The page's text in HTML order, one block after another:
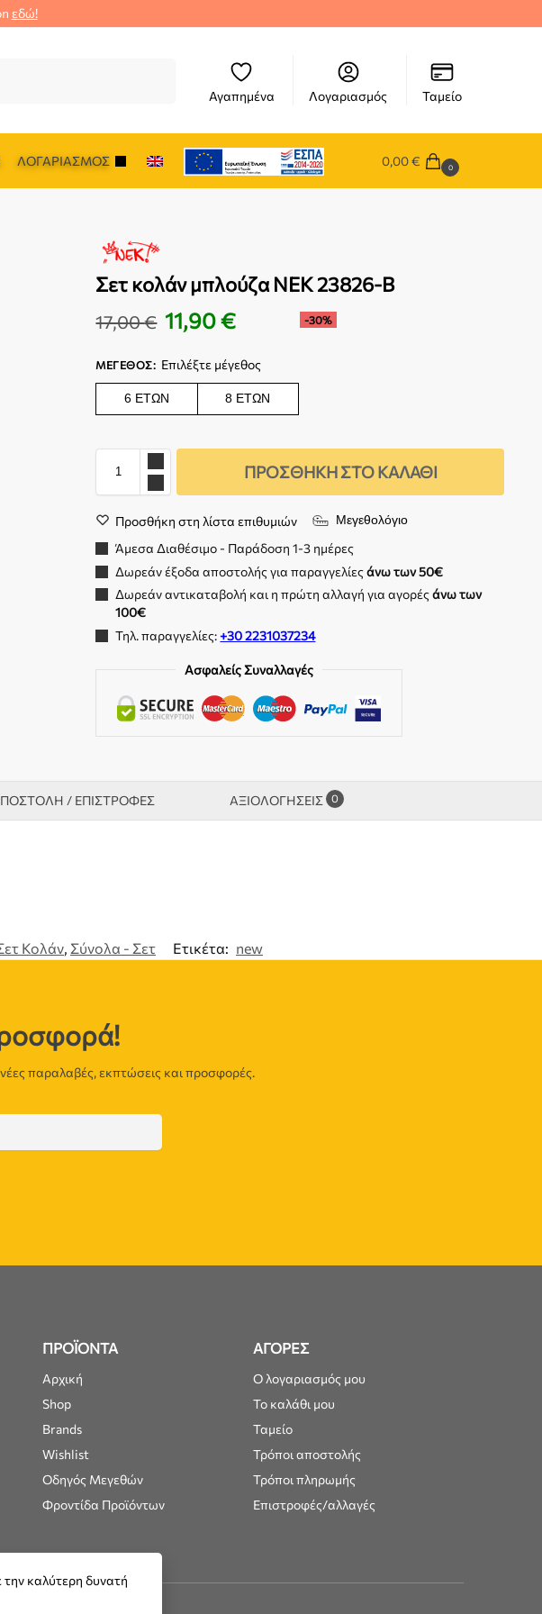
εδώ!
Αγαπημένα Λογαριασμός Ταμείο
ΛΟΓΑΡΙΑΣΜΌΣ 0,00€ 0
Σετ κολάν μπλούζα NEK 23826-B
17,00€ 11,90€ -30%
ΜΈΓΕΘΟΣ: Επιλέξτε μέγεθος
6 ΕΤΏΝ 8 ΕΤΏΝ
ΠΡΟΣΘΉΚΗ ΣΤΟ ΚΑΛΆΘΙ
Προσθήκη στη λίστα επιθυμιών Μεγεθολόγιο
Άμεσα Διαθέσιμο - Παράδοση 1-3 ημέρες
Δωρεάν έξοδα αποστολής για παραγγελίεςάνω των 50€
Δωρεάν αντικαταβολή και η πρώτη αλλαγή για αγορέςάνω των
100€
Τηλ. παραγγελίες:+30 2231037234
Ασφαλείς Συναλλαγές
/ ΕΠΙΣΤΡΟΦΕΣ ΑΞΙΟΛΟΓΉΣΕΙΣ 0
Κολάν, Σύνολα - Σετ Ετικέτα: new
παραλαβές, εκπτώσεις και προσφορές.
ΠΡΟΪΟΝΤΑ
Αρχική
Shop
Brands
Wishlist
Οδηγός Μεγεθών
Φροντίδα Προϊόντων
ΑΓΟΡΕΣ
Ο λογαριασμός μου
Το καλάθι μου
Ταμείο
Τρόποι αποστολής
Τρόποι πληρωμής
Επιστροφές/αλλαγές
καλύτερη δυνατή